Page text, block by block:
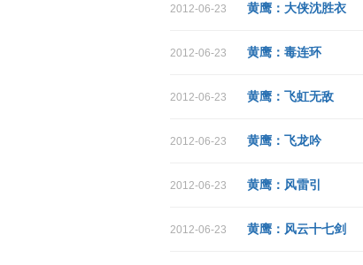
2012-06-23 黄鹰： 大侠沈胜衣
2012-06-23 黄鹰：毒连环
2012-06-23 黄鹰：飞虹无敌
2012-06-23 黄鹰：飞龙吟
2012-06-23 黄鹰：风雷引
2012-06-23 黄鹰：风云十七剑